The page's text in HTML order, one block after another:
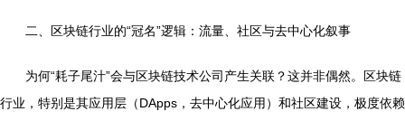
二、区块链行业的“冠名”逻辑：流量、社区与去中心化叙事
为何“耗子尾汁”会与区块链技术公司产生关联？这并非偶然。区块链
行业，特别是其应用层（DApps，去中心化应用）和社区建设，极度依赖